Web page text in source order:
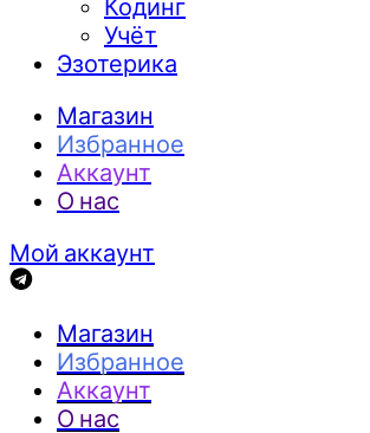
Кодинг
Учёт
Эзотерика
Магазин
Избранное
Аккаунт
О нас
Мой аккаунт
Магазин
Избранное
Аккаунт
О нас